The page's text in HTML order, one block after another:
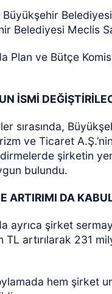
Büyükşehir Belediyesi
Belediyesi Meclis
Plan ve Bütçe
İSMİ
sırasında,
ve Ticaret
şirketin
bulundu.
ARTIRIMI DA
ayrıca şirket
TL artırılarak 231
hem şirket